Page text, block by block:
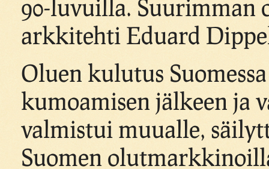
90-luvuilla. Suurimman
arkkitehti Eduard
Oluen kulutus
kumoamisen jälkeen ja
valmistui muualle,
Suomen